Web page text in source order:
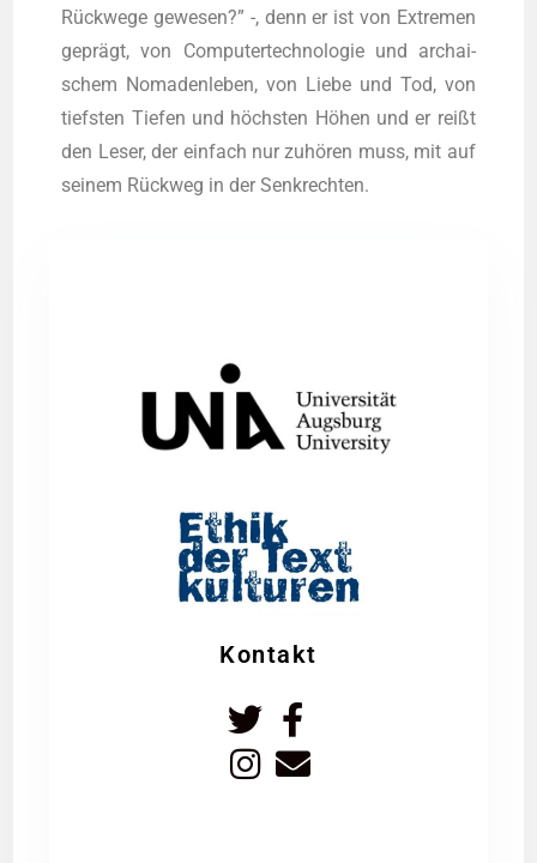
Rück­we­ge gewe­sen?” -, denn er ist von Extre­men
geprägt, von Com­pu­ter­tech­no­lo­gie und archai­
schem Noma­den­le­ben, von Lie­be und Tod, von
tiefs­ten Tie­fen und höchs­ten Höhen und er reißt
den Leser, der ein­fach nur zuhö­ren muss, mit auf
sei­nem Rück­weg in der Senkrechten.
Kontakt